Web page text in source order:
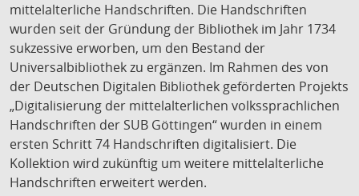
mittelalterliche Handschriften. Die Handschriften
wurden seit der Gründung der Bibliothek im Jahr 1734
sukzessive erworben, um den Bestand der
Universalbibliothek zu ergänzen. Im Rahmen des von
der Deutschen Digitalen Bibliothek geförderten Projekts
„Digitalisierung der mittelalterlichen volkssprachlichen
Handschriften der SUB Göttingen“ wurden in einem
ersten Schritt 74 Handschriften digitalisiert. Die
Kollektion wird zukünftig um weitere mittelalterliche
Handschriften erweitert werden.